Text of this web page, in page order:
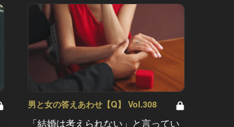
男と女の答えあわせ【Q】 Vol.308
「結婚は考えられない」と言ってい